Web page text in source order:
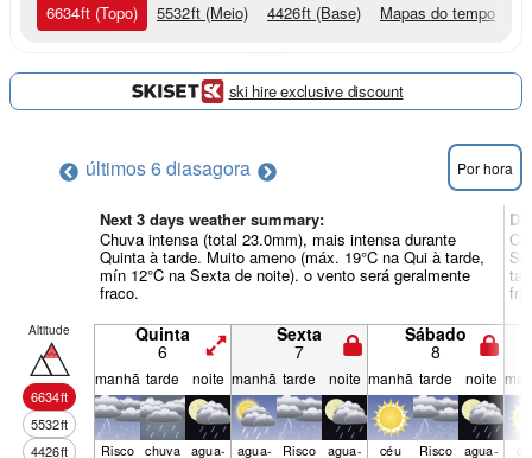
6634ft (Topo) 5532ft (Meio) 4426ft (Base) Mapas do tempo
ski hire exclusive discount
últimos 6 diasagora Por hora
Next 3 days weather summary:
Chuva intensa (total 23.0mm), mais intensa durante
Quinta à tarde. Muito ameno (máx. 19°C na Qui à tarde,
mín 12°C na Sexta de noite). o vento será geralmente
fraco.
Altitude
6634ft
5532ft
4426ft
Quinta
6
Sexta
7
Sábado
8
manhã tarde noite manhã tarde noite manhã tarde noite
Risco chuva agua­ agua­ Risco agua­ céu Risco agua­